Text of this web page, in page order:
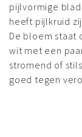
pijlvormige
heeft pijlkruid
De bloem staat
wit met een
stromend of
goed tegen